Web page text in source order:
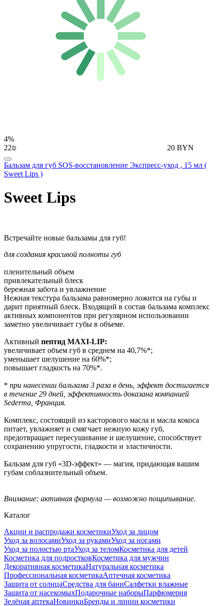
4%
22₪
20 BYN
Бальзам для губ SOS-восстановление Экспресс-уход , 15 мл (
Sweet Lips )
Sweet Lips
Встречайте новые бальзамы для губ!
для создания красивой полноты губ
пленительный объем
привлекательный блеск
бережная забота и увлажнение
Нежная текстура бальзама равномерно ложится на губы и
дарит приятный блеск. Входящий в состав бальзама комплекс
активных компонентов при регулярном использовании
заметно увеличивает губы в объеме.
Активный пептид MAXI-LIP:
увеличивает объем губ в среднем на 40,7%*;
уменьшает шелушение на 60%*;
повышает гладкость на 70%*.
* при нанесении бальзама 3 раза в день, эффект достигается
в течение 29 дней, эффективность доказана компанией
Sederma, Франция.
Комплекс, состоящий из касторового масла и масла кокоса
питает, увлажняет и смягчает нежную кожу губ,
предотвращает пересушивание и шелушение, способствует
сохранению упругости, гладкости и эластичности.
Бальзам для губ «3D-эффект» — магия, придающая вашим
губам соблазнительный объем.
Внимание: активная формула — возможно пощипывание.
Каталог
Акции и распродажи косметикиУход за лицом
Уход за волосамиУход за рукамиУход за ногами
Уход за полостью ртаУход за теломКосметика для детей
Косметика для подростковКосметика для мужчин
Декоративная косметикаНатуральная косметика
Профессиональная косметикаАптечная косметика
Защита от солнцаСредства для баниСалфетки влажные
Защита от насекомыхПодарочные наборыПарфюмерия
Зелёная аптекаНовинкиБренды и линии косметики